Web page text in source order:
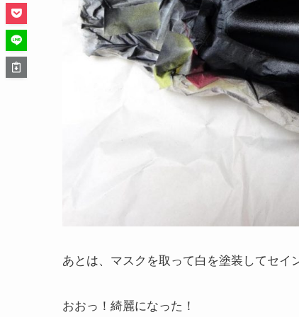
あとは、マスクを取って白を塗装してセイ
おおっ！綺麗になった！